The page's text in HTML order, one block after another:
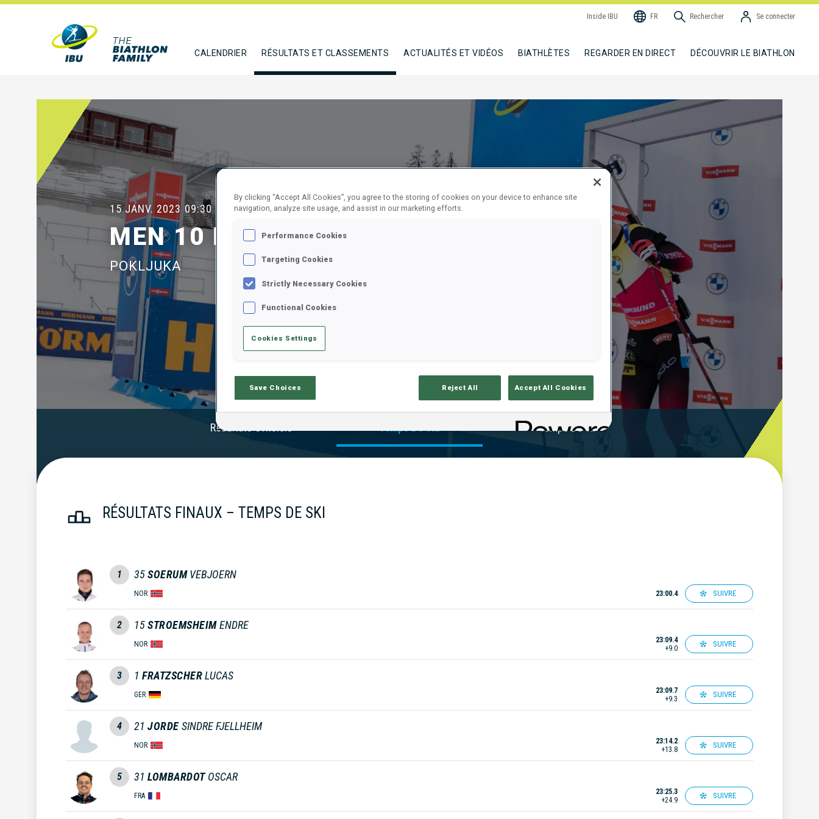
Inside IBU FR Rechercher Se connecter
CALENDRIER RÉSULTATS ET CLASSEMENTS ACTUALITÉS ET VIDÉOS BIATHLÈTES REGARDER EN DIRECT DÉCOUVRIR LE BIATHLON
15 JANV. 2023 09:30
MEN 10 KM SPRINT
POKLJUKA
Résultats Officiels Temps De Tir
RÉSULTATS FINAUX – TEMPS DE SKI
1 35SOERUM VEBJOERN
NOR 23:00.4 SUIVRE
2 15STROEMSHEIM ENDRE
NOR
23:09.4
+9.0
SUIVRE
3 1 FRATZSCHERLUCAS
GER
23:09.7
+9.3
SUIVRE
4 21 JORDE SINDRE FJELLHEIM
NOR
23:14.2
+13.8
SUIVRE
5 31 LOMBARDOT OSCAR
FRA
23:25.3
+24.9
SUIVRE
By clicking “Accept All Cookies”, you agree to the storing of cookies on your device to enhance site
navigation, analyze site usage, and assist in our marketing efforts.
Performance Cookies
Targeting Cookies
Strictly Necessary Cookies
Functional Cookies
Cookies Settings
Save Choices Reject All Accept All Cookies